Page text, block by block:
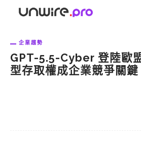
企業趨勢
GPT-5.5-Cyber 登陸歐
型存取權成企業競爭關鍵